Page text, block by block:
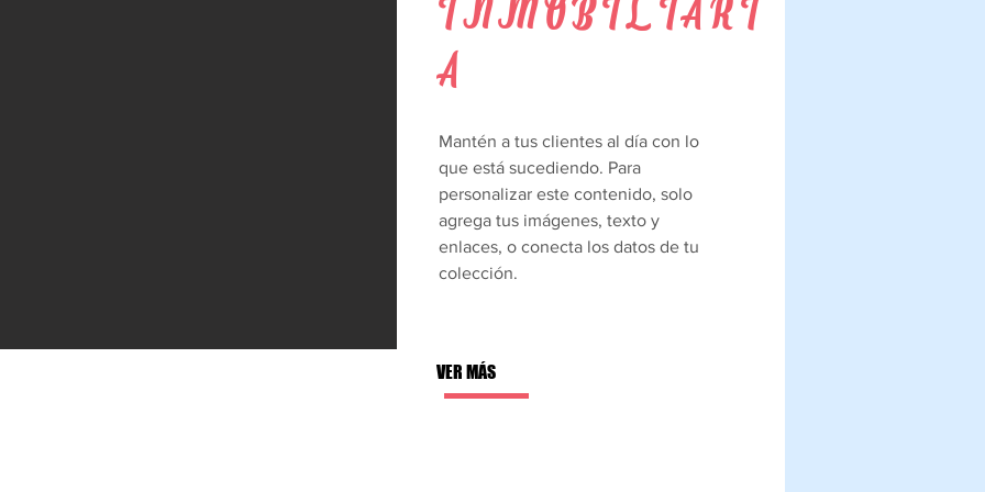
proporcionan alimentos e ingresos diarios a millones de personas
brindan un hogar para crecer a más del 25 % de las especies
a las comunidades costeras de la erosión, las inundaciones y las tormentas,
de dólares en ingresos para industrias turística y farmacéutica,
INMOBILIARI
A
Mantén a tus clientes al día con lo
que está sucediendo. Para
personalizar este contenido, solo
agrega tus imágenes, texto y
enlaces, o conecta los datos de tu
colección.
VER MÁS